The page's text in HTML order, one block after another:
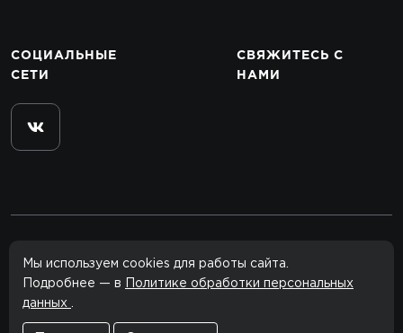
СОЦИАЛЬНЫЕ
СЕТИ
СВЯЖИТЕСЬ С
НАМИ
© 2012–2026 rclub.one
Все права защищены.
Мы используем cookies для работы сайта.
Подробнее — в
Политике обработки персональных
данных